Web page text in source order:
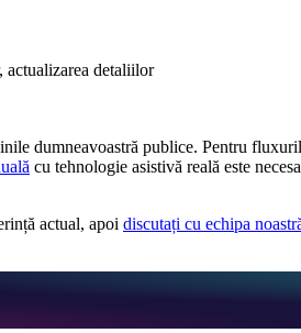
actualizarea detaliilor
dumneavoastră publice. Pentru
cu tehnologie asistivă reală este
actual, apoi discutați cu echipa